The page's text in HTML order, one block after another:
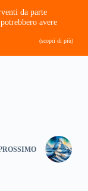
da parte
avere
(scopri di più)